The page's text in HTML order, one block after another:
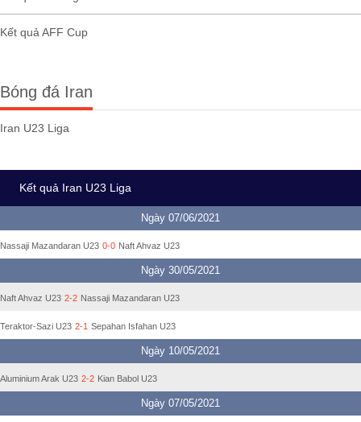
Kết quả AFF Cup
Bóng đá Iran
Iran U23 Liga
Kết quả Iran U23 Liga
Ngày 07/06/2021
Nassaji Mazandaran U23 0-0 Naft Ahvaz U23
Ngày 30/05/2021
Naft Ahvaz U23 2-2 Nassaji Mazandaran U23
Teraktor-Sazi U23 2-1 Sepahan Isfahan U23
Ngày 10/05/2021
Aluminium Arak U23 2-2 Kian Babol U23
Ngày 07/05/2021